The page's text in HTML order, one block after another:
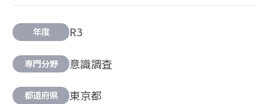
年度 R3
専門分野 意識調査
都道府県 東京都